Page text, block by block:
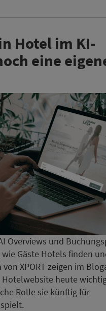
Hotel im KI-
eine
Overviews und
Gäste Hotels finden
XPORT zeigen im
heute
Rolle sie künftig für